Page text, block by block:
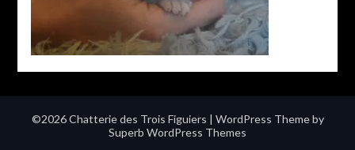
©2026 Chatterie des Trois Figuiers | WordPress Theme by
Superb WordPress Themes